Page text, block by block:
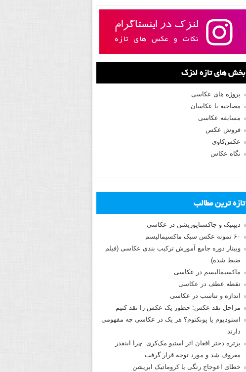
بخش های تازه لنزک
پروژه های عکاسی
مصاحبه با عکاسان
مسابقه عکاسی
فروش عکس
عکس‌کاوی
نگاه عکاس
تازه ترین مطالب
دیپتیک و جاکستا‌پوزیشن در عکاسی
۶۰ نمونه عکس سبک ماکسیمالیسم
وبینار دوره جامع آموزش ترکیب بندی عکاسی (فیلم
ضبط شده)
ماکسیمالیسم در عکاسی
نقطه عطف در عکاسی
اندازه و تناسب در عکاسی
مراحل نقد عکس: چطور یک عکس را نقد کنیم
استودیوم یا پونکتوم؟ هر یک در عکاسی چه مفهومی
دارند
پرتره دختر افغان اثر استیو مک‌کری: چرا اینقدر
معروف شد و مورد توجه قرار گرفت
خطای اعوجاج رنگی یا کروماتیک ابریشن